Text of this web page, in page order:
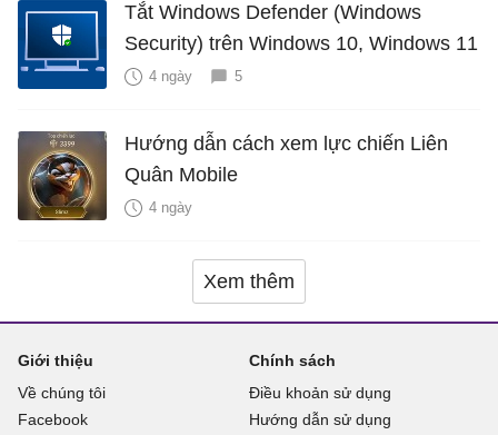
Tắt Windows Defender (Windows
Security) trên Windows 10, Windows 11
4 ngày 5
Hướng dẫn cách xem lực chiến Liên
Quân Mobile
4 ngày
Xem thêm
Giới thiệu
Về chúng tôi
Facebook
Chính sách
Điều khoản sử dụng
Hướng dẫn sử dụng